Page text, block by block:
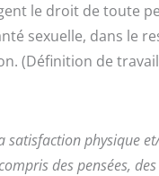
le droit de toute
sexuelle, dans le
(Définition de
satisfaction physique
des pensées,